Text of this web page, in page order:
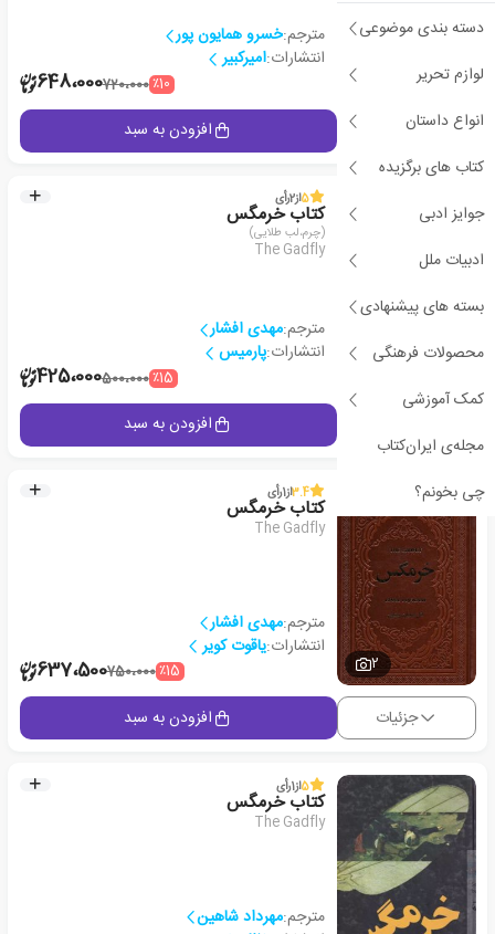
دسته بندی موضوعی
لوازم تحریر
انواع داستان
کتاب های برگزیده
جوایز ادبی
ادبیات ملل
بسته های پیشنهادی
محصولات فرهنگی
کمک آموزشی
مجله‌ی ایران‌کتاب
چی بخونم؟
مترجم:خسرو همایون پور
انتشارات:امیرکبیر
٪10720،000648،000
جزئیات افزودن به سبد
2
5از2رأی
کتاب خرمگس
(چرم،لب طلایی)
The Gadfly
مترجم:مهدی افشار
انتشارات:پارمیس
٪15500،000425،000
افزودن به سبد
2
3.4از1رأی
کتاب خرمگس
The Gadfly
مترجم:مهدی افشار
انتشارات:یاقوت کویر
٪15750،000637،500
جزئیات افزودن به سبد
5از1رأی
کتاب خرمگس
The Gadfly
مترجم:مهرداد شاهین